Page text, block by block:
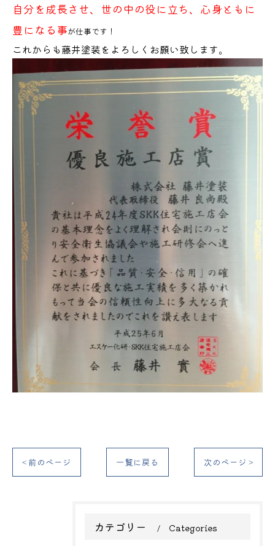
自分を成長させ、世の中の役に立ち、心身ともに
豊になる事が仕事です！
これからも藤井塗装をよろしくお願い致します。
< 前のページ 一覧に戻る 次のページ >
カテゴリー Categories